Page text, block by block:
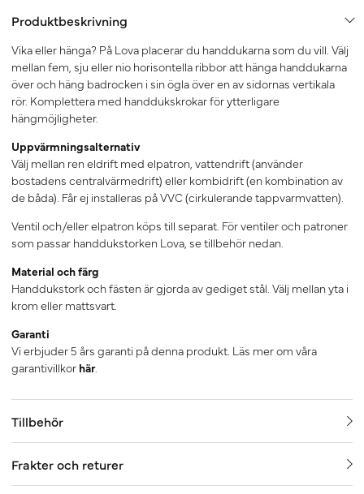
Produktbeskrivning
Vika eller hänga? På Lova placerar du handdukarna som du vill. Välj
mellan fem, sju eller nio horisontella ribbor att hänga handdukarna
över och häng badrocken i sin ögla över en av sidornas vertikala
rör. Komplettera med handdukskrokar för ytterligare
hängmöjligheter.
Uppvärmningsalternativ
Välj mellan ren eldrift med elpatron, vattendrift (använder
bostadens centralvärmedrift) eller kombidrift (en kombination av
de båda). Får ej installeras på VVC (cirkulerande tappvarmvatten).
Ventil och/eller elpatron köps till separat. För ventiler och patroner
som passar handdukstorken Lova, se tillbehör nedan.
Material och färg
Handdukstork och fästen är gjorda av gediget stål. Välj mellan yta i
krom eller mattsvart.
Garanti
Vi erbjuder 5 års garanti på denna produkt. Läs mer om våra
garantivillkor här.
Tillbehör
Frakter och returer